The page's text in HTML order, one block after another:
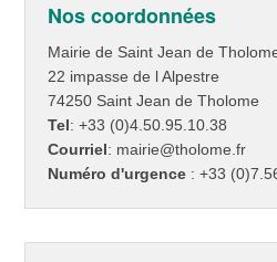
Nos coordonnées
Mairie de Saint Jean de
22 impasse de l Alpestre
74250 Saint Jean de Tholome
Tel: +33 (0)4.50.95.10.38
Courriel: mairie@tholome.fr
Numéro d'urgence : +33